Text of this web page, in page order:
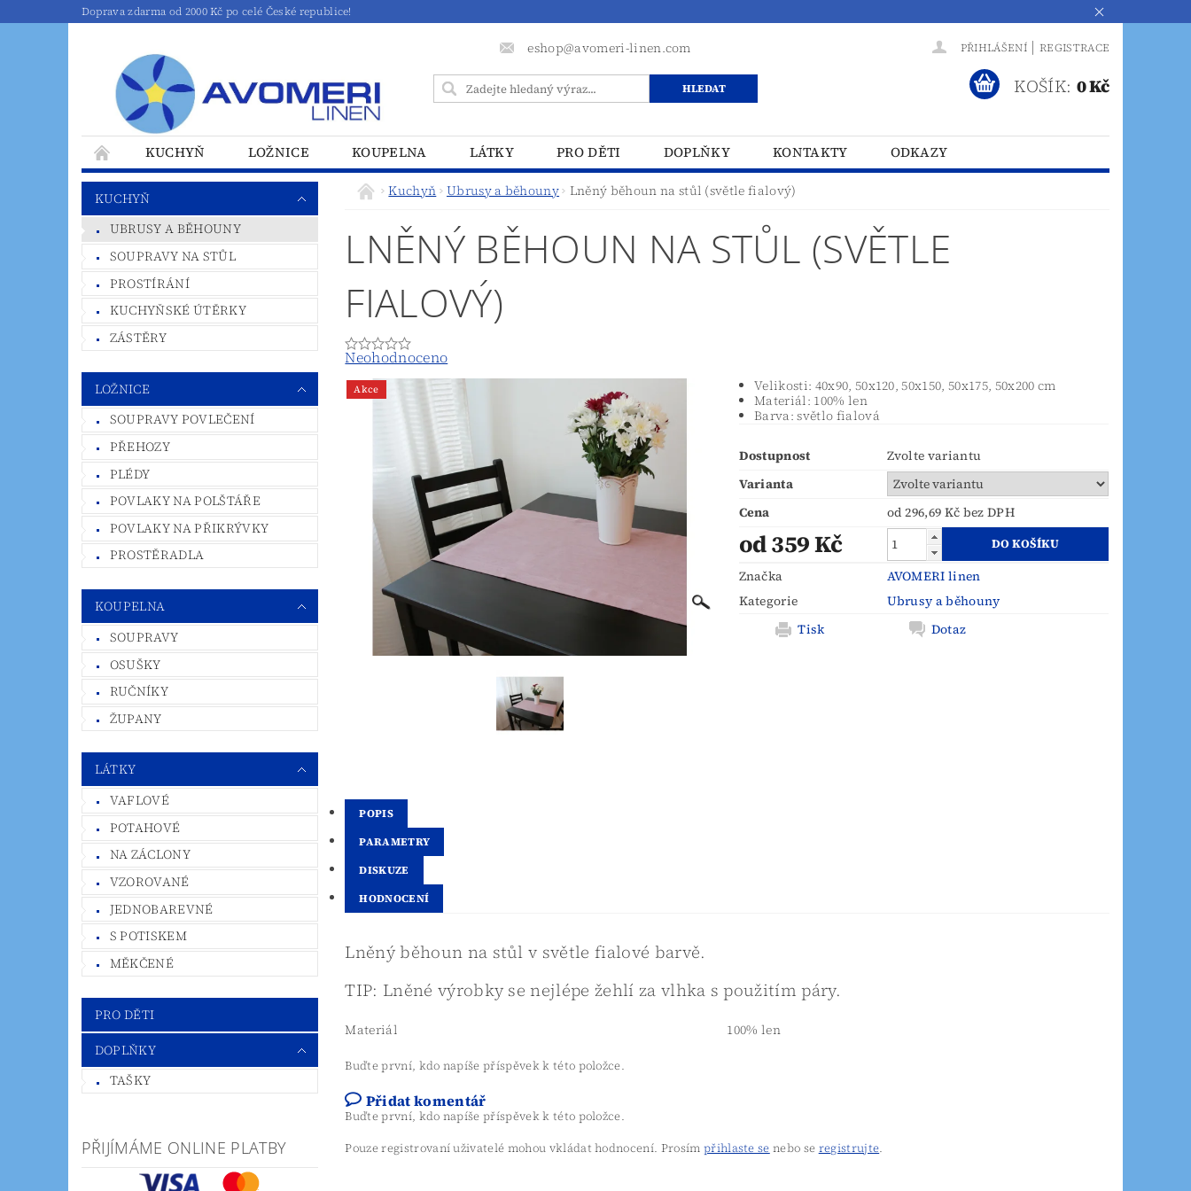
Doprava zdarma od 2000 Kč po celé České republice!
eshop@avomeri-linen.com PŘIHLÁŠENÍ | REGISTRACE
KOŠÍK: 0 Kč
KUCHYŇ LOŽNICE KOUPELNA LÁTKY PRO DĚTI DOPLŇKY KONTAKTY ODKAZY
KUCHYŇ
UBRUSY A BĚHOUNY
SOUPRAVY NA STŮL
PROSTÍRÁNÍ
KUCHYŇSKÉ ÚTĚRKY
ZÁSTĚRY
LOŽNICE
SOUPRAVY POVLEČENÍ
PŘEHOZY
PLÉDY
POVLAKY NA POLŠTÁŘE
POVLAKY NA PŘIKRÝVKY
PROSTĚRADLA
KOUPELNA
SOUPRAVY
OSUŠKY
RUČNÍKY
ŽUPANY
LÁTKY
VAFLOVÉ
POTAHOVÉ
NA ZÁCLONY
VZOROVANÉ
JEDNOBAREVNÉ
S POTISKEM
MĚKČENÉ
PRO DĚTI
DOPLŇKY
TAŠKY
PŘIJÍMÁME ONLINE PLATBY
Kuchyň Ubrusy a běhouny Lněný běhoun na stůl (světle fialový)
LNĚNÝ BĚHOUN NA STŮL (SVĚTLE
FIALOVÝ)
Neohodnoceno
Akce
Velikosti: 40x90, 50x120, 50x150, 50x175, 50x200 cm
Materiál: 100% len
Barva: světlo fialová
Dostupnost
Zvolte variantu
Varianta
Cena
od 296,69 Kč bez DPH
od 359 Kč
Značka
AVOMERI linen
Kategorie
Ubrusy a běhouny
Tisk
Dotaz
POPIS
PARAMETRY
DISKUZE
HODNOCENÍ
Lněný běhoun na stůl v světle fialové barvě.
TIP: Lněné výrobky se nejlépe žehlí za vlhka s použitím páry.
Materiál 100% len
Buďte první, kdo napíše příspěvek k této položce.
Přidat komentář
Buďte první, kdo napíše příspěvek k této položce.
Pouze registrovaní uživatelé mohou vkládat hodnocení. Prosím přihlaste se nebo se registrujte.